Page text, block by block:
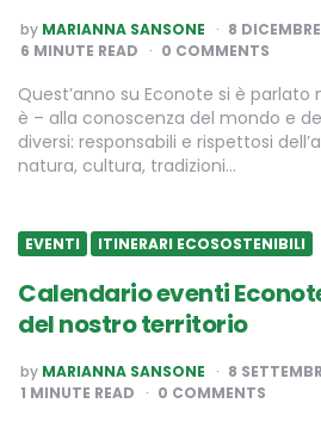
POSTED
BY
by MARIANNA SANSONE
8
6 MINUTE READ 0 COMMENTS
Quest’anno su Econote si è
è – alla conoscenza del mondo e
diversi: responsabili e rispettosi
natura, cultura, tradizioni…
EVENTI ITINERARI ECOSOSTENIBILI
Calendario eventi
del nostro territorio
POSTED
BY
by MARIANNA SANSONE
8
1 MINUTE READ 0 COMMENTS